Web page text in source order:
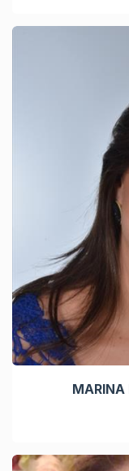
MARINA